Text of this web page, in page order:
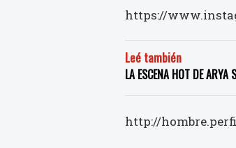
https://
Leé también
LA ESCENA HOT DE ARYA
http://